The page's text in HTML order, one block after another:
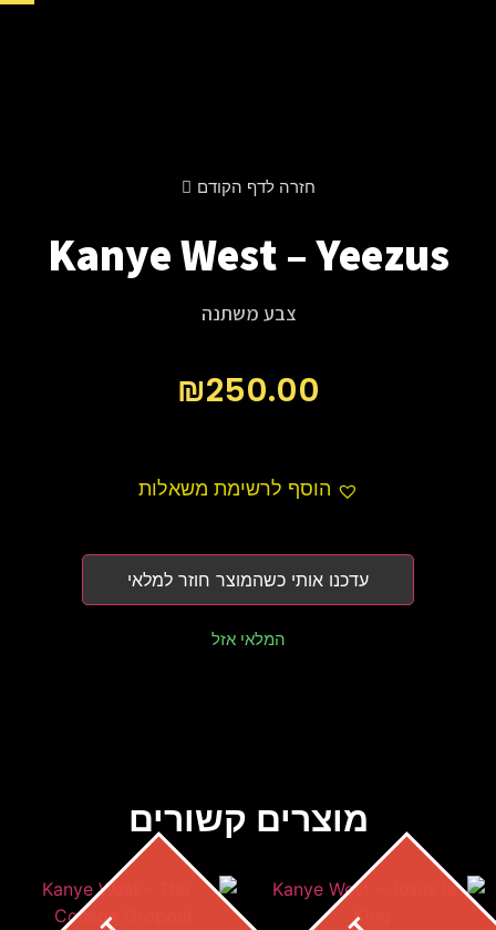
חזרה לדף הקודם
Kanye West – Yeezus
צבע משתנה
₪250.00
הוסף לרשימת משאלות
עדכנו אותי כשהמוצר חוזר למלאי
המלאי אזל
מוצרים קשורים